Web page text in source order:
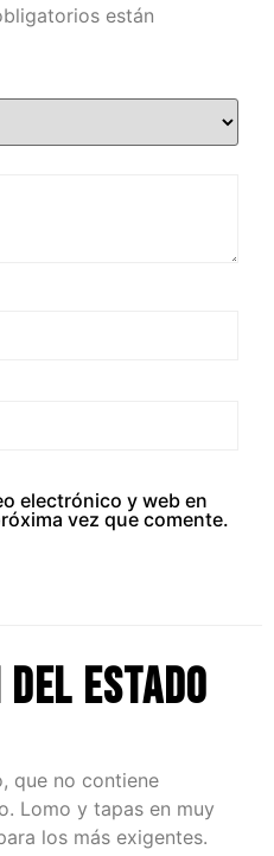
están
electrónico y web en
vez que comente.
estado
que no contiene
Lomo y tapas en muy
los más exigentes.